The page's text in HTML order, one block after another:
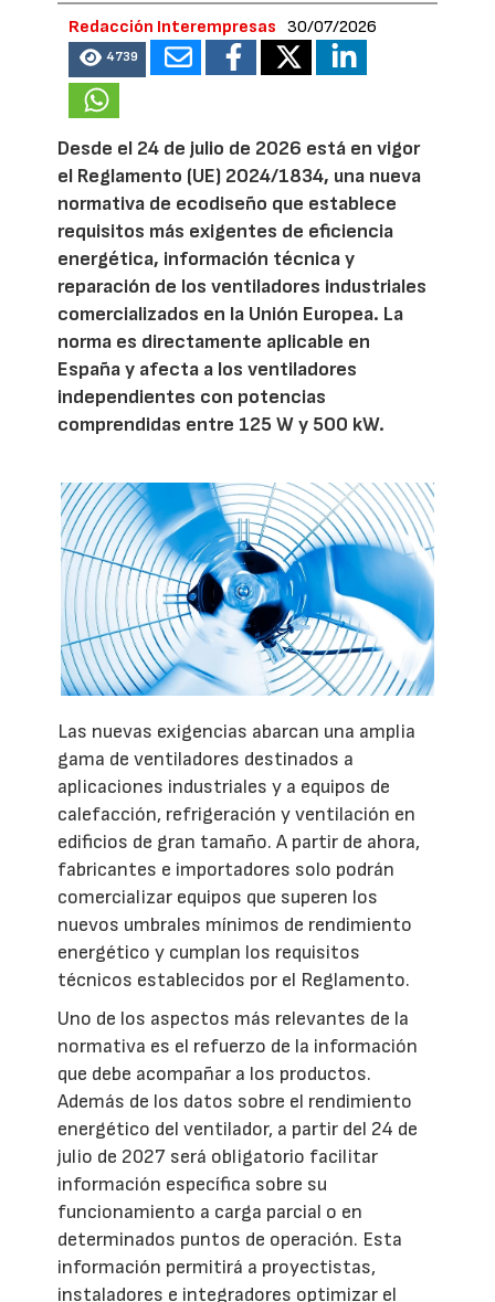
Redacción Interempresas 30/07/2026
4739
Desde el 24 de julio de 2026 está en vigor
el Reglamento (UE) 2024/1834, una nueva
normativa de ecodiseño que establece
requisitos más exigentes de eficiencia
energética, información técnica y
reparación de los ventiladores industriales
comercializados en la Unión Europea. La
norma es directamente aplicable en
España y afecta a los ventiladores
independientes con potencias
comprendidas entre 125 W y 500 kW.
Las nuevas exigencias abarcan una amplia
gama de ventiladores destinados a
aplicaciones industriales y a equipos de
calefacción, refrigeración y ventilación en
edificios de gran tamaño. A partir de ahora,
fabricantes e importadores solo podrán
comercializar equipos que superen los
nuevos umbrales mínimos de rendimiento
energético y cumplan los requisitos
técnicos establecidos por el Reglamento.
Uno de los aspectos más relevantes de la
normativa es el refuerzo de la información
que debe acompañar a los productos.
Además de los datos sobre el rendimiento
energético del ventilador, a partir del 24 de
julio de 2027 será obligatorio facilitar
información específica sobre su
funcionamiento a carga parcial o en
determinados puntos de operación. Esta
información permitirá a proyectistas,
instaladores e integradores optimizar el